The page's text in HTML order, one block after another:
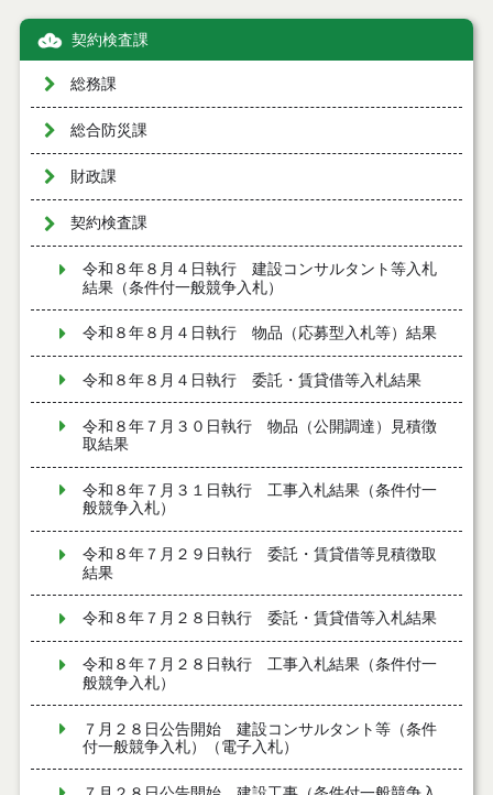
契約検査課
総務課
総合防災課
財政課
契約検査課
令和８年８月４日執行 建設コンサルタント等入札
結果（条件付一般競争入札）
令和８年８月４日執行 物品（応募型入札等）結果
令和８年８月４日執行 委託・賃貸借等入札結果
令和８年７月３０日執行 物品（公開調達）見積徴
取結果
令和８年７月３１日執行 工事入札結果（条件付一
般競争入札）
令和８年７月２９日執行 委託・賃貸借等見積徴取
結果
令和８年７月２８日執行 委託・賃貸借等入札結果
令和８年７月２８日執行 工事入札結果（条件付一
般競争入札）
７月２８日公告開始 建設コンサルタント等（条件
付一般競争入札）（電子入札）